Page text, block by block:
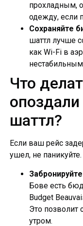
прохладным,
одежду, если
Сохраняйте
шаттл лучше
как Wi-Fi в
Что
шаттл?
Если ваш рейс
ушел, не
Бове есть
Budget
Это позволит
утром.